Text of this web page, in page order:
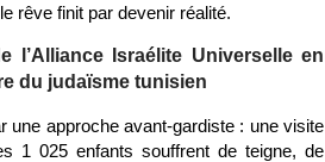
rêve finit par devenir réalité.
l’Alliance Israélite Universelle en
du judaïsme tunisien
une approche avant-gardiste : une visite
1 025 enfants souffrent de teigne, de